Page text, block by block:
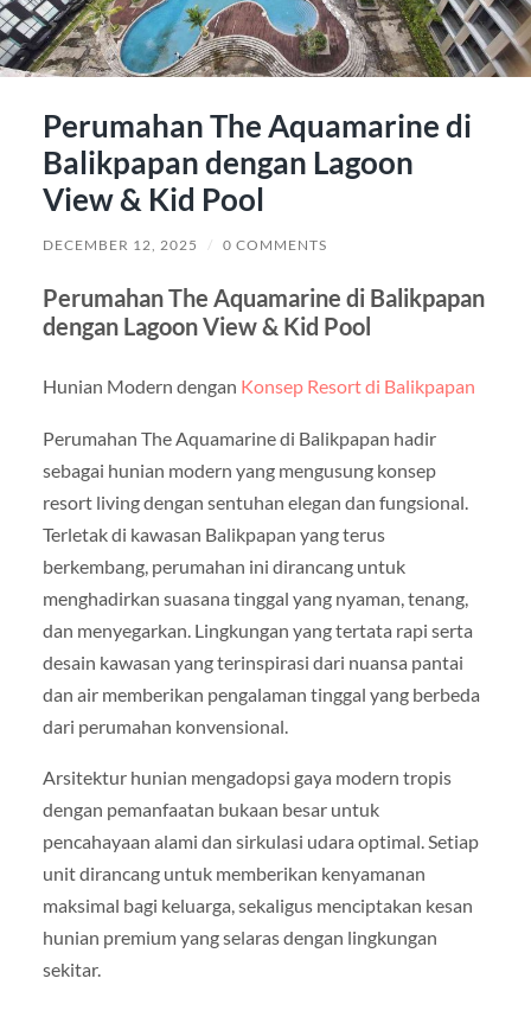
Perumahan The Aquamarine di
Balikpapan dengan Lagoon
View & Kid Pool
DECEMBER 12, 2025 / 0 COMMENTS
Perumahan The Aquamarine di Balikpapan
dengan Lagoon View & Kid Pool
Hunian Modern dengan Konsep Resort di Balikpapan
Perumahan The Aquamarine di Balikpapan hadir
sebagai hunian modern yang mengusung konsep
resort living dengan sentuhan elegan dan fungsional.
Terletak di kawasan Balikpapan yang terus
berkembang, perumahan ini dirancang untuk
menghadirkan suasana tinggal yang nyaman, tenang,
dan menyegarkan. Lingkungan yang tertata rapi serta
desain kawasan yang terinspirasi dari nuansa pantai
dan air memberikan pengalaman tinggal yang berbeda
dari perumahan konvensional.
Arsitektur hunian mengadopsi gaya modern tropis
dengan pemanfaatan bukaan besar untuk
pencahayaan alami dan sirkulasi udara optimal. Setiap
unit dirancang untuk memberikan kenyamanan
maksimal bagi keluarga, sekaligus menciptakan kesan
hunian premium yang selaras dengan lingkungan
sekitar.